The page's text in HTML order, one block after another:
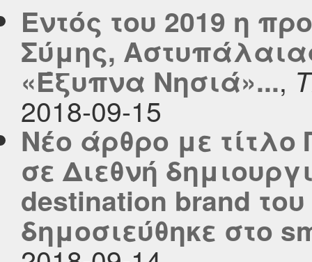
Εντός του 2019 η
Σύμης,
«Έξυπνα Νησιά»...,
2018-09-15
Νέο άρθρο με
σε Διεθνή
destination brand
δημοσιεύθηκε στο